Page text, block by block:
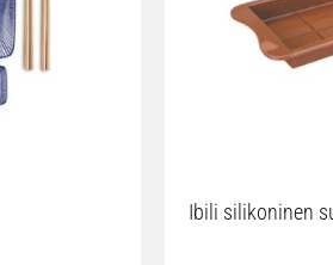
Ibili silikoninen